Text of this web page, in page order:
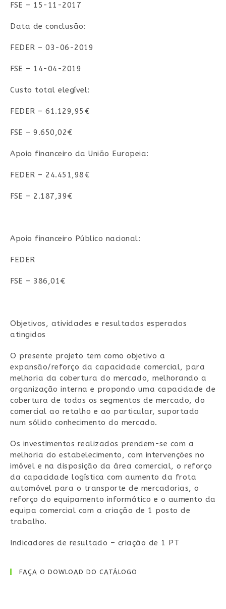
FSE – 15-11-2017
Data de conclusão:
FEDER – 03-06-2019
FSE – 14-04-2019
Custo total elegível:
FEDER – 61.129,95€
FSE – 9.650,02€
Apoio financeiro da União Europeia:
FEDER – 24.451,98€
FSE – 2.187,39€
Apoio financeiro Público nacional:
FEDER
FSE – 386,01€
Objetivos, atividades e resultados esperados
atingidos
O presente projeto tem como objetivo a
expansão/reforço da capacidade comercial, para
melhoria da cobertura do mercado, melhorando a
organização interna e propondo uma capacidade de
cobertura de todos os segmentos de mercado, do
comercial ao retalho e ao particular, suportado
num sólido conhecimento do mercado.
Os investimentos realizados prendem-se com a
melhoria do estabelecimento, com intervenções no
imóvel e na disposição da área comercial, o reforço
da capacidade logística com aumento da frota
automóvel para o transporte de mercadorias, o
reforço do equipamento informático e o aumento da
equipa comercial com a criação de 1 posto de
trabalho.
Indicadores de resultado – criação de 1 PT
FAÇA O DOWLOAD DO CATÁLOGO